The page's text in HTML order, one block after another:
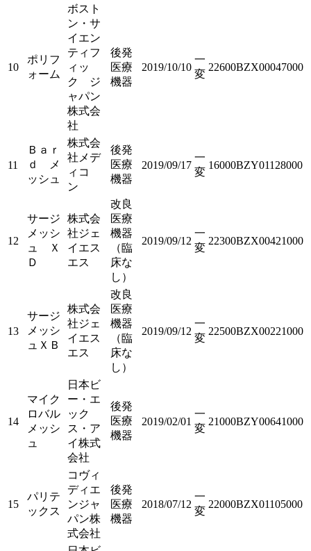
10
ポリフ
ォーム
ボスト
ン・サ
イエン
ティフ
ィッ
ク ジ
ャパン
株式会
社
後発
医療
機器
2019/10/10
一
変
22600BZX00047000
11
Ｂａｒ
ｄ メ
ッシュ
株式会
社メデ
ィコ
ン
後発
医療
機器
2019/09/17
一
変
16000BZY01128000
12
サージ
メッシ
ュ Ｘ
Ｄ
株式会
社ジェ
イエス
エス
改良
医療
機器
（臨
床な
し）
2019/09/12
一
変
22300BZX00421000
13
サージ
メッシ
ュＸＢ
株式会
社ジェ
イエス
エス
改良
医療
機器
（臨
床な
し）
2019/09/12
一
変
22500BZX00221000
14
マイク
ロバル
メッシ
ュ
日本ビ
ー・エ
ック
ス・ア
イ株式
会社
後発
医療
機器
2019/02/01
一
変
21000BZY00641000
15
パリテ
ックス
コヴィ
ディエ
ンジャ
パン株
式会社
後発
医療
機器
2018/07/12
一
変
22000BZX01105000